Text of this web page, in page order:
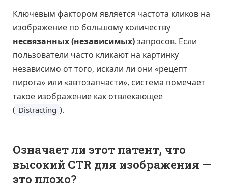
Ключевым фактором является частота кликов на
изображение по большому количеству
несвязанных (независимых)запросов. Если
пользователи часто кликают на картинку
независимо от того, искали ли они «рецепт
пирога» или «автозапчасти», система помечает
такое изображение как отвлекающее
( Distracting ).
Означает ли этот патент, что
высокий CTR для изображения —
это плохо?